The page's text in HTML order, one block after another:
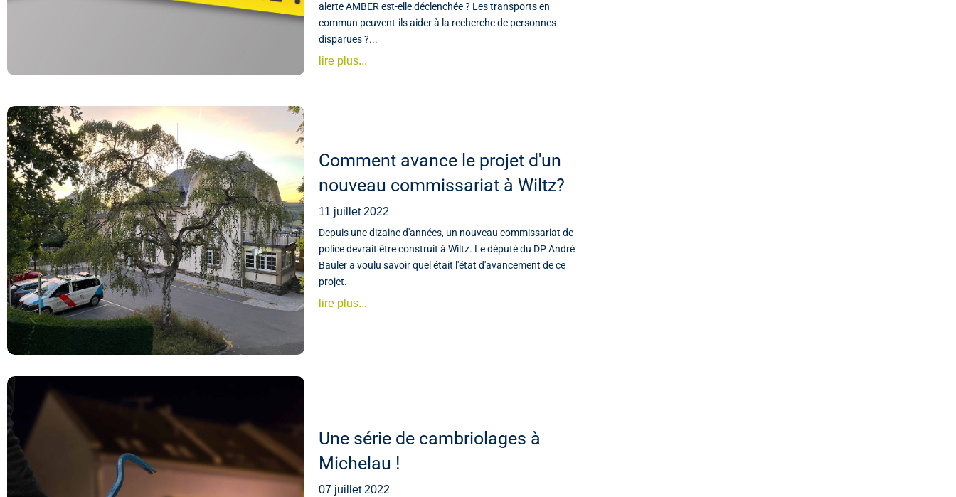
alerte AMBER est-elle déclenchée ? Les transports en
commun peuvent-ils aider à la recherche de personnes
disparues ?...
lire plus...
Comment avance le projet d'un
nouveau commissariat à Wiltz?
11 juillet 2022
Depuis une dizaine d'années, un nouveau commissariat de
police devrait être construit à Wiltz. Le député du DP André
Bauler a voulu savoir quel était l'état d'avancement de ce
projet.
lire plus...
Une série de cambriolages à
Michelau !
07 juillet 2022